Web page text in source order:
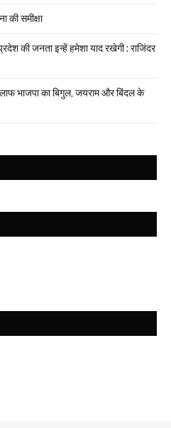
की समीक्षा
की जनता इन्हें हमेशा याद रखेगी : राजिंदर
भाजपा का बिगुल, जयराम और बिंदल के